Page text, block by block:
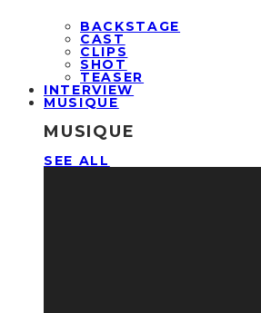
BACKSTAGE
CAST
CLIPS
SHOT
TEASER
INTERVIEW
MUSIQUE
MUSIQUE
SEE ALL